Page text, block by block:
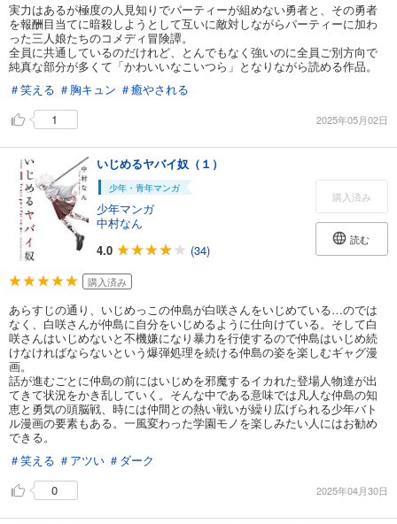
実力はあるが極度の人見知りでパーティーが組めない勇者と、その勇者
を報酬目当てに暗殺しようとして互いに敵対しながらパーティーに加わ
った三人娘たちのコメディ冒険譚。
全員に共通しているのだけれど、とんでもなく強いのに全員ご別方向で
純真な部分が多くて「かわいいなこいつら」となりながら読める作品。
＃笑える ＃胸キュン ＃癒やされる
1
2025年05月02日
いじめるヤバイ奴（１）
少年・青年マンガ
少年マンガ
中村なん
4.0
(34)
購入済み
読む
購入済み
あらすじの通り、いじめっこの仲島が白咲さんをいじめている…のでは
なく、白咲さんが仲島に自分をいじめるように仕向けている。そして白
咲さんはいじめないと不機嫌になり暴力を行使するので仲島はいじめ続
けなければならないという爆弾処理を続ける仲島の姿を楽しむギャグ漫
画。
話が進むごとに仲島の前にはいじめを邪魔するイカれた登場人物達が出
てきて状況をかき乱していく。そんな中である意味では凡人な仲島の知
恵と勇気の頭脳戦、時には仲間との熱い戦いが繰り広げられる少年バト
ル漫画の要素もある。一風変わった学園モノを楽しみたい人にはお勧め
できる。
＃笑える ＃アツい ＃ダーク
0
2025年04月30日